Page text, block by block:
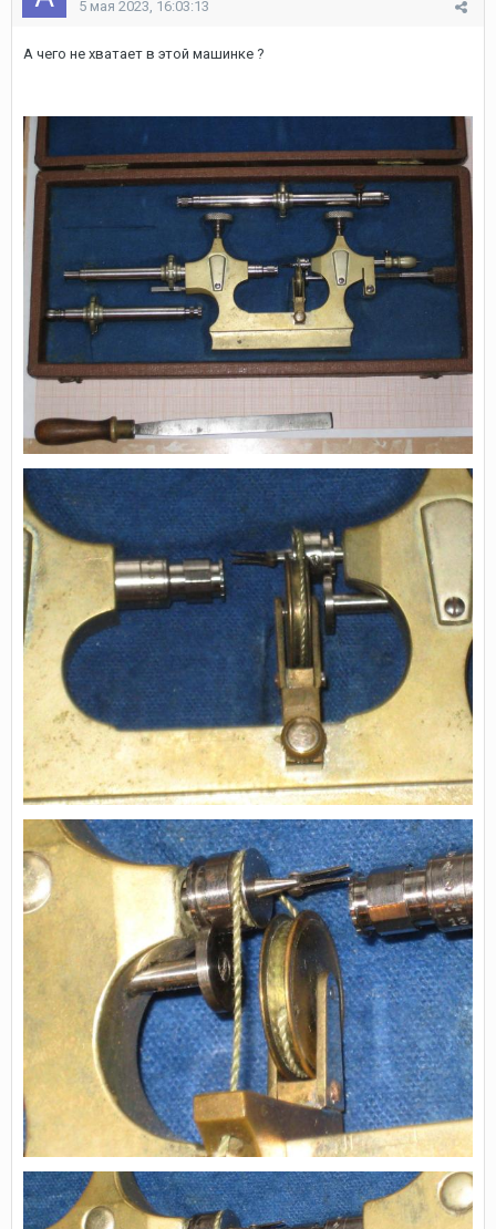
5 мая 2023, 16:03:13
А чего не хватает в этой машинке ?